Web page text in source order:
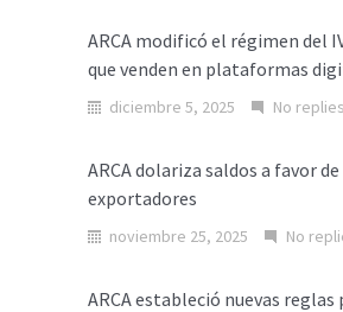
ARCA modificó el régimen del
que venden en plataformas
diciembre 5, 2025 No replies
ARCA dolariza saldos a favor de
exportadores
noviembre 25, 2025 No
ARCA estableció nuevas